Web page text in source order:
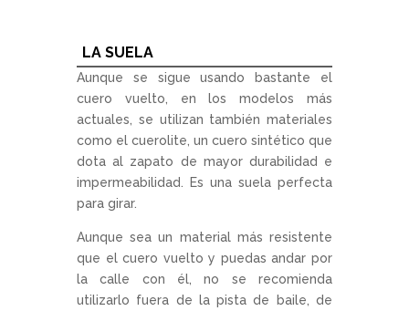
LA SUELA
Aunque se sigue usando bastante el
cuero vuelto, en los modelos más
actuales, se utilizan también materiales
como el cuerolite, un cuero sintético que
dota al zapato de mayor durabilidad e
impermeabilidad. Es una suela perfecta
para girar.
Aunque sea un material más resistente
que el cuero vuelto y puedas andar por
la calle con él, no se recomienda
utilizarlo fuera de la pista de baile, de